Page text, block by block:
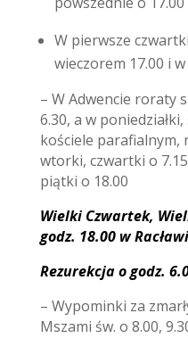
W pierwsze
wieczorem 17.00 i
– W Adwencie roraty
6.30, a w
kościele parafialnym,
wtorki, czwartki o
piątki o 18.00
Wielki Czwartek,
godz. 18.00 w
Rezurekcja o godz.
– Wypominki za
Mszami św. o 8.00,